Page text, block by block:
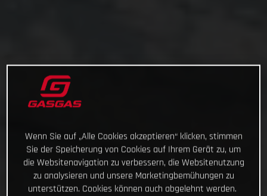
Wenn Sie auf „Alle Cookies akzeptieren“ klicken, stimmen
Sie der Speicherung von Cookies auf Ihrem Gerät zu, um
die Websitenavigation zu verbessern, die Websitenutzung
zu analysieren und unsere Marketingbemühungen zu
unterstützen. Cookies können auch abgelehnt werden.